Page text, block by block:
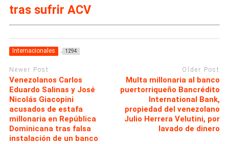
tras sufrir ACV
Internacionales 1294
Newer Post
Venezolanos Carlos
Eduardo Salinas y José
Nicolás Giacopini
acusados de estafa
millonaria en República
Dominicana tras falsa
instalación de un banco
Older Post
Multa millonaria al banco
puertorriqueño Bancrédito
International Bank,
propiedad del venezolano
Julio Herrera Velutini, por
lavado de dinero